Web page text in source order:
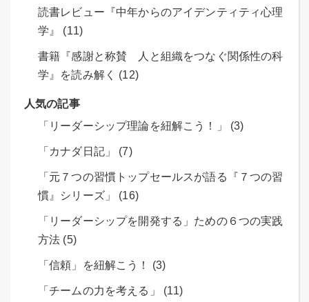
読書レビュー『中年からのアイデンティティ心理
学』 (11)
書籍『感謝と称賛 人と組織をつなぐ関係性の科
学』を読み解く (12)
人気の記事
「リーダーシップ理論を紐解こう！」 (3)
「カナダ日記」 (7)
「元７つの習慣トップセールスが語る『７つの習
慣』シリーズ」 (16)
「リーダーシップを開発する」ための６つの実践
方法 (5)
「信頼」を紐解こう！ (3)
「チームの力を考える」 (11)